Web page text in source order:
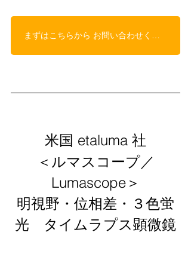
まずはこちらから お問い合わせください
米国 etaluma 社
＜ルマスコープ／
Lumascope＞
明視野・位相差・３色蛍
光　タイムラプス顕微鏡